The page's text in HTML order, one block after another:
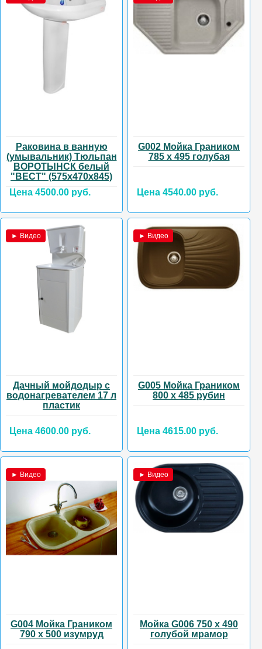
Раковина в ванную
(умывальник) Тюльпан
ВОРОТЫНСК белый
"ВЕСТ" (575х470х845)
Цена 4500.00 руб.
G002 Мойка Граником
785 х 495 голубая
Цена 4540.00 руб.
► Видео
Дачный мойдодыр с
водонагревателем 17 л
пластик
Цена 4600.00 руб.
► Видео
G005 Мойка Граником
800 х 485 рубин
Цена 4615.00 руб.
► Видео
G004 Мойка Граником
790 х 500 изумруд
► Видео
Мойка G006 750 х 490
голубой мрамор